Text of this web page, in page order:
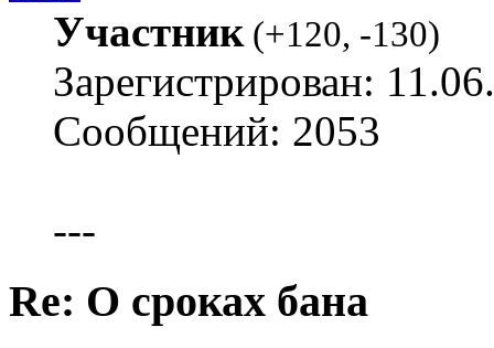
Участник(+120, -130)
Зарегистрирован:
Сообщений: 2053
---
Re: О сроках бана